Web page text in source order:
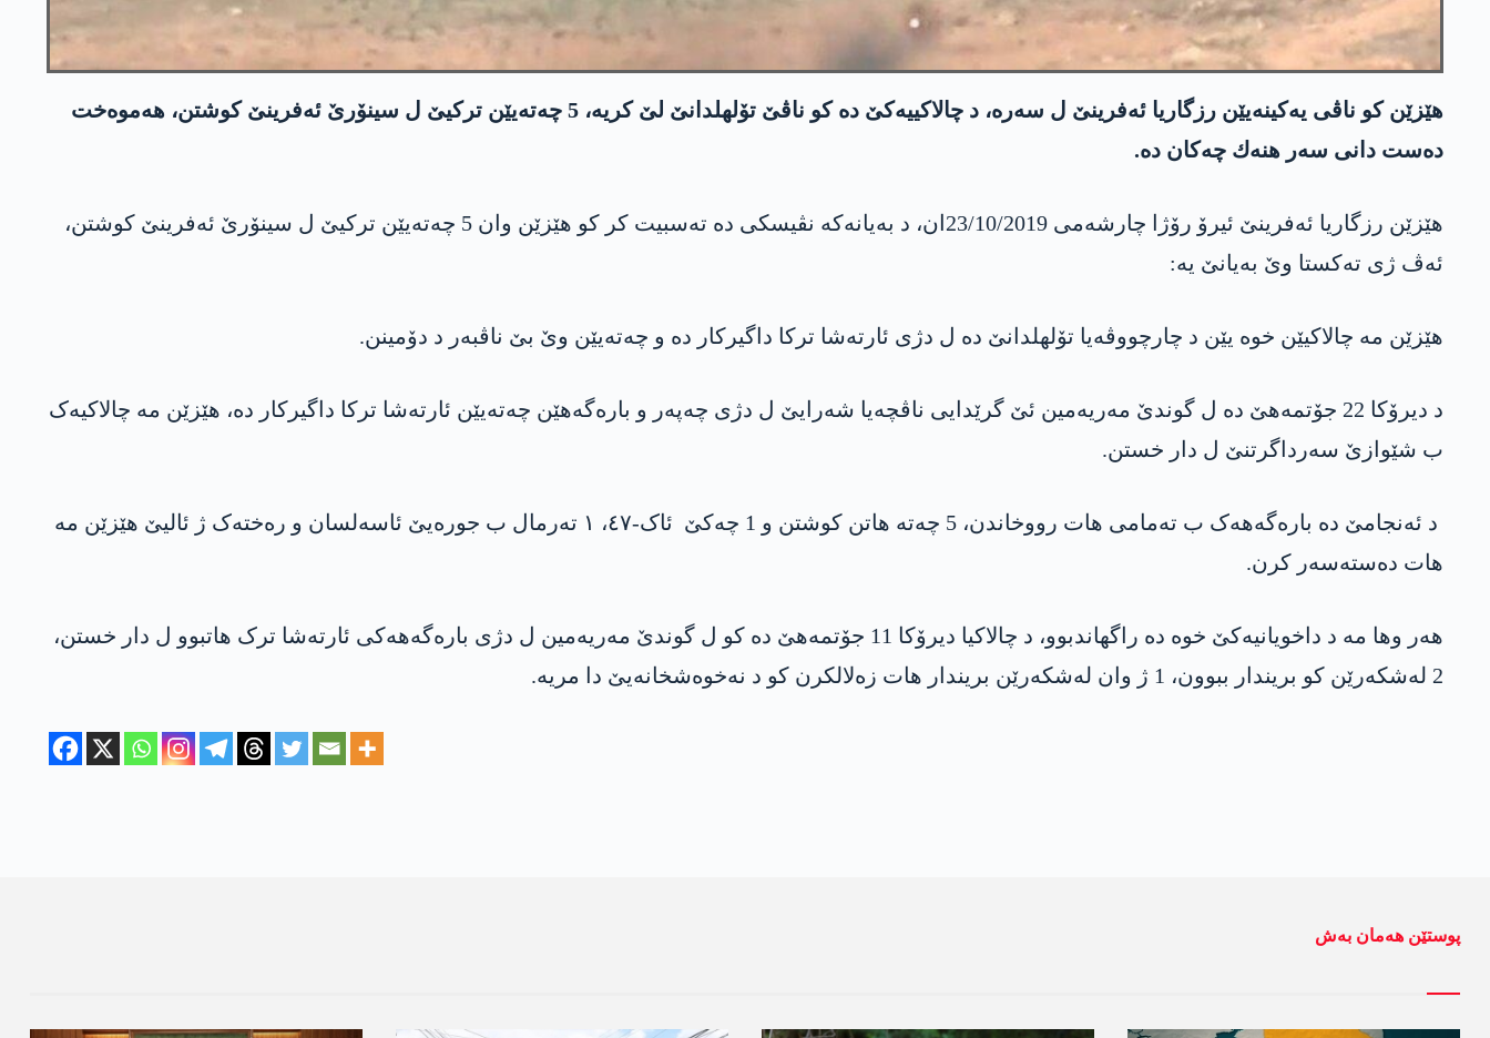
هێزێن كو ناڤی یه‌كینه‌یێن رزگاریا ئه‌فرینێ ل سه‌ره‌، د چالاكییه‌كێ ده‌ كو ناڤێ تۆلهلدانێ لێ كریه‌، 5 چه‌ته‌یێن تركیێ ل سینۆرێ ئه‌فرینێ كوشتن، هه‌موه‌خت
ده‌ست دانی سه‌ر هنه‌ك چه‌كان ده‌.
هێزێن رزگاریا ئه‌فرینێ ئیرۆ رۆژا چارشه‌می 23/10/2019ان، د به‌یانه‌كه‌ نڤیسكی ده‌ ته‌سبیت كر كو هێزێن وان 5 چه‌ته‌یێن تركیێ ل سینۆرێ ئه‌فرینێ كوشتن،
ئه‌ڤ ژی ته‌كستا وێ به‌یانێ یه‌:
ھێزێن مە چالاکیێن خوە یێن د چارچووڤەیا تۆلھلدانێ دە ل دژی ئارته‌شا ترکا داگیركار ده‌ و چەتەیێن وێ بێ ناڤبەر د دۆمینن.
د دیرۆکا 22 جۆتمەھێ دە ل گوندێ مەریەمین ئێ گرێدایی ناڤچەیا شەرایێ ل دژی چەپەر و باره‌گەھێن چەتەیێن ئارته‌شا ترکا داگیرکار ده‌، ھێزێن مە چالاکیەک
ب شێوازێ سەرداگرتنێ ل دار خستن.
د ئەنجامێ دە باره‌گەھەک ب تەمامی ھات رووخاندن، 5 چەتە ھاتن کوشتن و 1 چەکێ ئاک-٤٧، ١ تەرمال ب جورەیێ ئاسەلسان و رەختەک ژ ئالیێ ھێزێن مە
ھات دەستەسەر کرن.
ھەر وھا مە د داخویانیەکێ خوە دە راگھاندبوو، د چالاکیا دیرۆکا 11 جۆتمەھێ ده‌ کو ل گوندێ مەریەمین ل دژی باره‌گەھەکی ئارته‌شا ترک ھاتبوو ل دار خستن،
2 لەشکەرێن کو بریندار ببوون، 1 ژ وان لەشکەرێن بریندار ھات زەلالکرن کو د نەخوەشخانەیێ دا مریە.
پوستێن ھەمان بەش